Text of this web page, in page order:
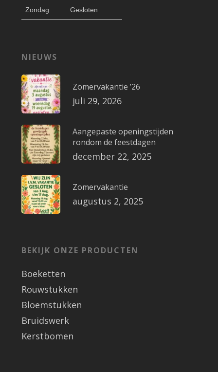
Zondag Gesloten
NIEUWS
Zomervakantie ’26
juli 29, 2026
Aangepaste openingstijden
rondom de feestdagen
december 22, 2025
Zomervakantie
augustus 2, 2025
BEKIJK ONZE PRODUCTEN
Boeketten
Rouwstukken
Bloemstukken
Bruidswerk
Kerstbomen